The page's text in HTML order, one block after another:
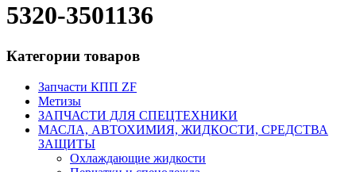
5320-3501136
Категории товаров
Запчасти КПП ZF
Метизы
ЗАПЧАСТИ ДЛЯ СПЕЦТЕХНИКИ
МАСЛА, АВТОХИМИЯ, ЖИДКОСТИ, СРЕДСТВА
ЗАЩИТЫ
Охлаждающие жидкости